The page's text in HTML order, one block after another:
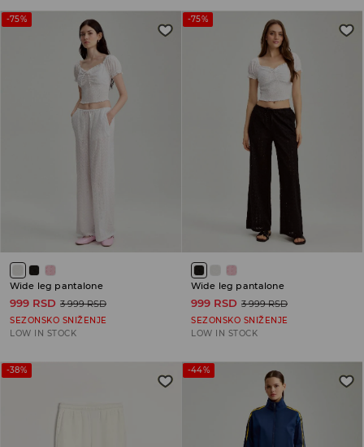
-75%
Wide leg pantalone
999 RSD 3 999 RSD
SEZONSKO SNIŽENJE
LOW IN STOCK
-75%
Wide leg pantalone
999 RSD 3 999 RSD
SEZONSKO SNIŽENJE
LOW IN STOCK
-38% -44%